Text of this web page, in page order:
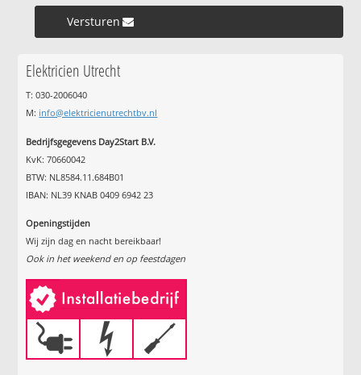
Versturen »
Elektricien Utrecht
T: 030-2006040
M: info@elektricienutrechtbv.nl
Bedrijfsgegevens Day2Start B.V.
KvK: 70660042
BTW: NL8584.11.684B01
IBAN: NL39 KNAB 0409 6942 23
Openingstijden
Wij zijn dag en nacht bereikbaar!
Ook in het weekend en op feestdagen